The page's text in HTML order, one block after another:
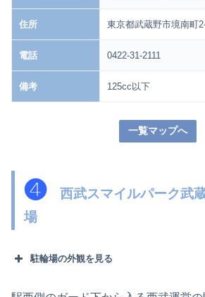
住所 東京都武蔵野市境南町
電話 0422-31-2111
備考 125cc以下
一覧マップへ
❹西武スマイルパーク武
場
駐輪場の外観を見る